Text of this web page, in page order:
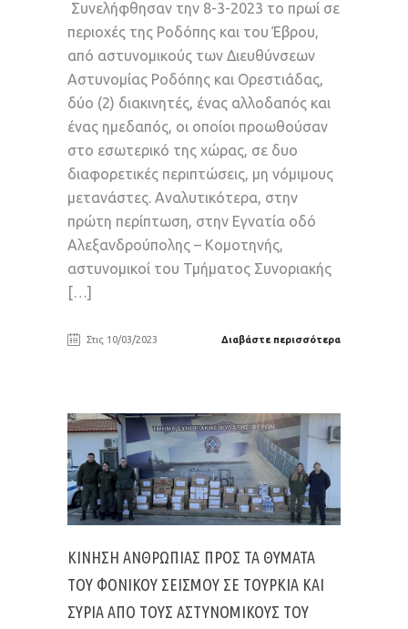
Συνελήφθησαν την 8-3-2023 το πρωί σε
περιοχές της Ροδόπης και του Έβρου,
από αστυνομικούς των Διευθύνσεων
Αστυνομίας Ροδόπης και Ορεστιάδας,
δύο (2) διακινητές, ένας αλλοδαπός και
ένας ημεδαπός, οι οποίοι προωθούσαν
στο εσωτερικό της χώρας, σε δυο
διαφορετικές περιπτώσεις, μη νόμιμους
μετανάστες. Αναλυτικότερα, στην
πρώτη περίπτωση, στην Εγνατία οδό
Αλεξανδρούπολης – Κομοτηνής,
αστυνομικοί του Τμήματος Συνοριακής
[…]
Στις 10/03/2023 Διαβάστε περισσότερα
ΚΊΝΗΣΗ ΑΝΘΡΩΠΙΆΣ ΠΡΟΣ ΤΑ ΘΎΜΑΤΑ
ΤΟΥ ΦΟΝΙΚΟΎ ΣΕΙΣΜΟΎ ΣΕ ΤΟΥΡΚΊΑ ΚΑΙ
ΣΥΡΊΑ ΑΠΌ ΤΟΥΣ ΑΣΤΥΝΟΜΙΚΟΎΣ ΤΟΥ